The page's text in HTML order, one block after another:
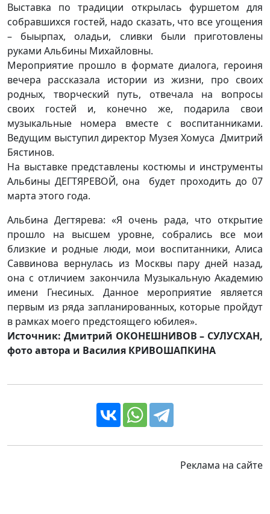
Выставка по традиции открылась фуршетом для
собравшихся гостей, надо сказать, что все угощения
– быырпах, оладьи, сливки были приготовлены
руками Альбины Михайловны.
Мероприятие прошло в формате диалога, героиня
вечера рассказала истории из жизни, про своих
родных, творческий путь, отвечала на вопросы
своих гостей и, конечно же, подарила свои
музыкальные номера вместе с воспитанниками.
Ведущим выступил директор Музея Хомуса Дмитрий
Бястинов.
На выставке представлены костюмы и инструменты
Альбины ДЕГТЯРЕВОЙ, она будет проходить до 07
марта этого года.
Альбина Дегтярева: «Я очень рада, что открытие
прошло на высшем уровне, собрались все мои
близкие и родные люди, мои воспитанники, Алиса
Саввинова вернулась из Москвы пару дней назад,
она с отличием закончила Музыкальную Академию
имени Гнесиных. Данное мероприятие является
первым из ряда запланированных, которые пройдут
в рамках моего предстоящего юбилея».
Источник: Дмитрий ОКОНЕШНИВОВ – СУЛУСХАН,
фото автора и Василия КРИВОШАПКИНА
Реклама на сайте